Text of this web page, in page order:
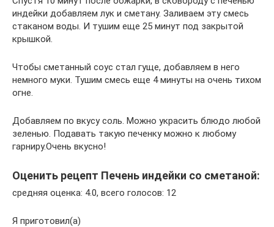
индейки добавляем лук и сметану. Заливаем эту смесь
стаканом воды. И тушим еще 25 минут под закрытой
крышкой.
Чтобы сметанный соус стал гуще, добавляем в него
немного муки. Тушим смесь еще 4 минуты на очень тихом
огне.
Добавляем по вкусу соль. Можно украсить блюдо любой
зеленью. Подавать такую печенку можно к любому
гарниру.Очень вкусно!
Оценить рецепт Печень индейки со сметаной:
средняя оценка: 4.0, всего голосов: 12
Я приготовил(а)